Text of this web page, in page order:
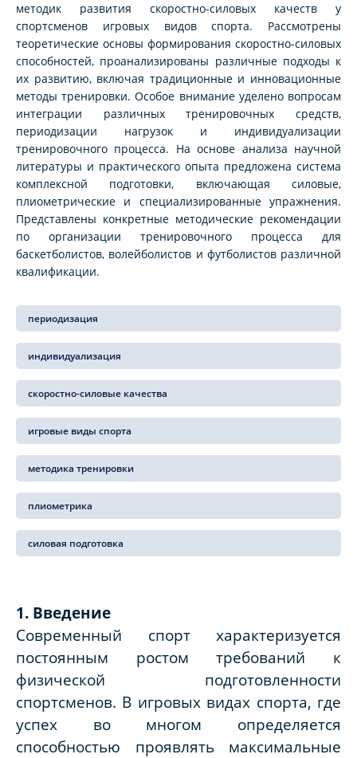
методик развития скоростно-силовых качеств у
спортсменов игровых видов спорта. Рассмотрены
теоретические основы формирования скоростно-силовых
способностей, проанализированы различные подходы к
их развитию, включая традиционные и инновационные
методы тренировки. Особое внимание уделено вопросам
интеграции различных тренировочных средств,
периодизации нагрузок и индивидуализации
тренировочного процесса. На основе анализа научной
литературы и практического опыта предложена система
комплексной подготовки, включающая силовые,
плиометрические и специализированные упражнения.
Представлены конкретные методические рекомендации
по организации тренировочного процесса для
баскетболистов, волейболистов и футболистов различной
квалификации.
периодизация
индивидуализация
скоростно-силовые качества
игровые виды спорта
методика тренировки
плиометрика
силовая подготовка
1. Введение
Современный спорт характеризуется
постоянным ростом требований к
физической подготовленности
спортсменов. В игровых видах спорта, где
успех во многом определяется
способностью проявлять максимальные